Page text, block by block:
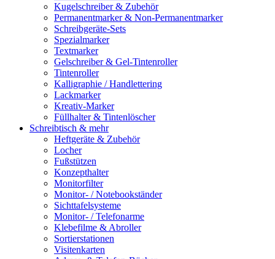
Kugelschreiber & Zubehör
Permanentmarker & Non-Permanentmarker
Schreibgeräte-Sets
Spezialmarker
Textmarker
Gelschreiber & Gel-Tintenroller
Tintenroller
Kalligraphie / Handlettering
Lackmarker
Kreativ-Marker
Füllhalter & Tintenlöscher
Schreibtisch & mehr
Heftgeräte & Zubehör
Locher
Fußstützen
Konzepthalter
Monitorfilter
Monitor- / Notebookständer
Sichttafelsysteme
Monitor- / Telefonarme
Klebefilme & Abroller
Sortierstationen
Visitenkarten